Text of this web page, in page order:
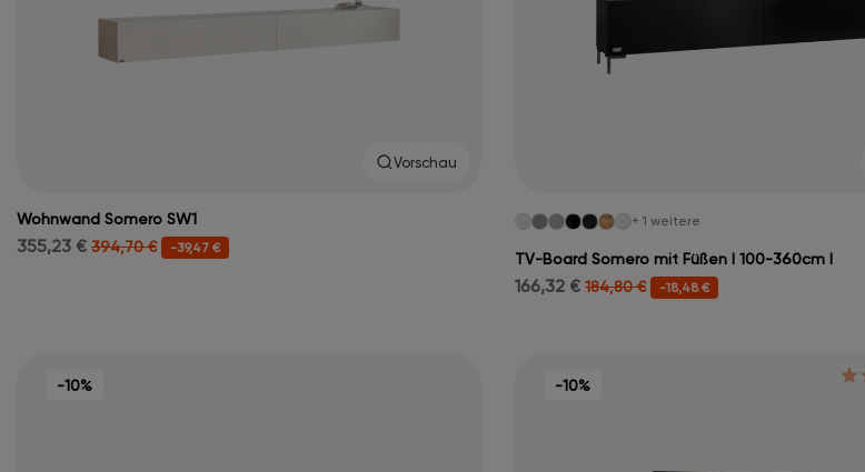
Vorschau
Wohnwand Somero SW1
355,23 € 394,70 € -39,47 €
+ 1 weitere
TV-Board Somero mit Füßen I 100-360cm I
166,32 € 184,80 € -18,48 €
-10% -10%